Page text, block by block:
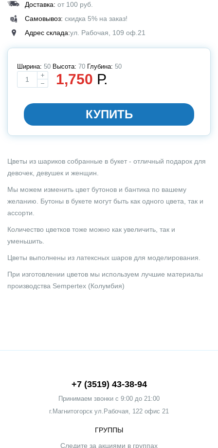
Доставка: от 100 руб.
Самовывоз: скидка 5% на заказ!
Адрес склада:ул. Рабочая, 109 оф.21
Ширина: 50 Высота: 70 Глубина: 50
1,750 Р.
КУПИТЬ
Цветы из шариков собранные в букет - отличный подарок для
девочек, девушек и женщин.
Мы можем изменить цвет бутонов и бантика по вашему
желанию. Бутоны в букете могут быть как одного цвета, так и
ассорти.
Количество цветков тоже можно как увеличить, так и
уменьшить.
Цветы выполнены из латексных шаров для моделирования.
При изготовлении цветов мы используем лучшие материалы
производства Sempertex (Колумбия)
+7 (3519) 43-38-94
Принимаем звонки c 9:00 до 21:00
г.Магнитогорск ул.Рабочая, 122 офис 21
ГРУППЫ
Следите за акциями в группах